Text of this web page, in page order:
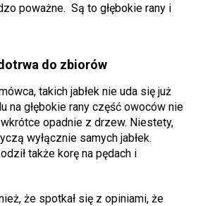
poważne. Są to głębokie rany i
do zbiorów
takich jabłek nie uda się już
na głębokie rany część owoców nie
opadnie z drzew. Niestety,
wyłącznie samych jabłek.
także korę na pędach i
że spotkał się z opiniami, że